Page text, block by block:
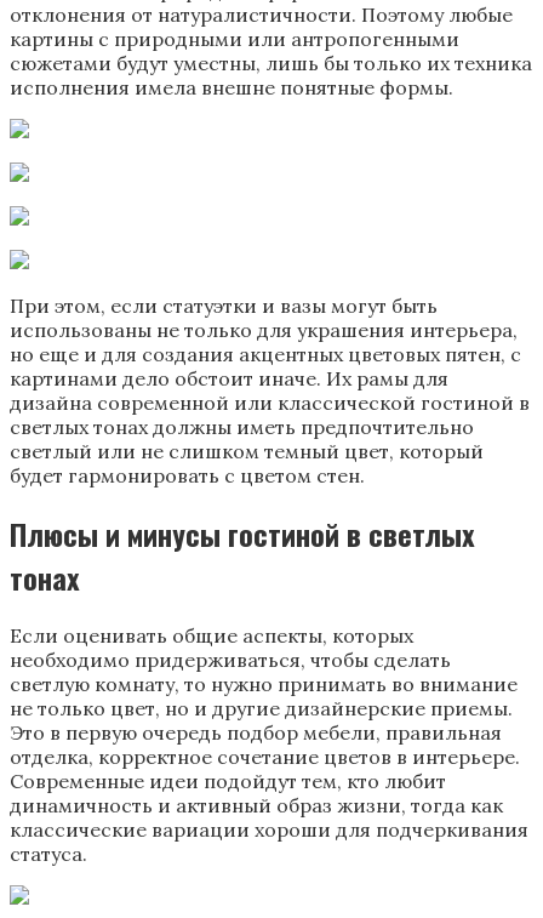
отклонения от натуралистичности. Поэтому любые
картины с природными или антропогенными
сюжетами будут уместны, лишь бы только их техника
исполнения имела внешне понятные формы.
При этом, если статуэтки и вазы могут быть
использованы не только для украшения интерьера,
но еще и для создания акцентных цветовых пятен, с
картинами дело обстоит иначе. Их рамы для
дизайна современной или классической гостиной в
светлых тонах должны иметь предпочтительно
светлый или не слишком темный цвет, который
будет гармонировать с цветом стен.
Плюсы и минусы гостиной в светлых
тонах
Если оценивать общие аспекты, которых
необходимо придерживаться, чтобы сделать
светлую комнату, то нужно принимать во внимание
не только цвет, но и другие дизайнерские приемы.
Это в первую очередь подбор мебели, правильная
отделка, корректное сочетание цветов в интерьере.
Современные идеи подойдут тем, кто любит
динамичность и активный образ жизни, тогда как
классические вариации хороши для подчеркивания
статуса.